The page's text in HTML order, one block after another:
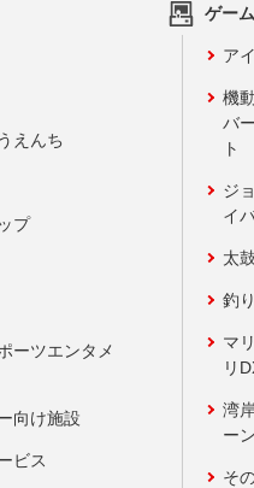
えんち
プ
ーツエンタメ
向け施設
ビス
ゲー
ア
機
バ
ト
ジ
イ
太
釣
マ
リ
湾
ー
そ